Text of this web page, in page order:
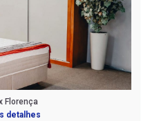
Florença
detalhes